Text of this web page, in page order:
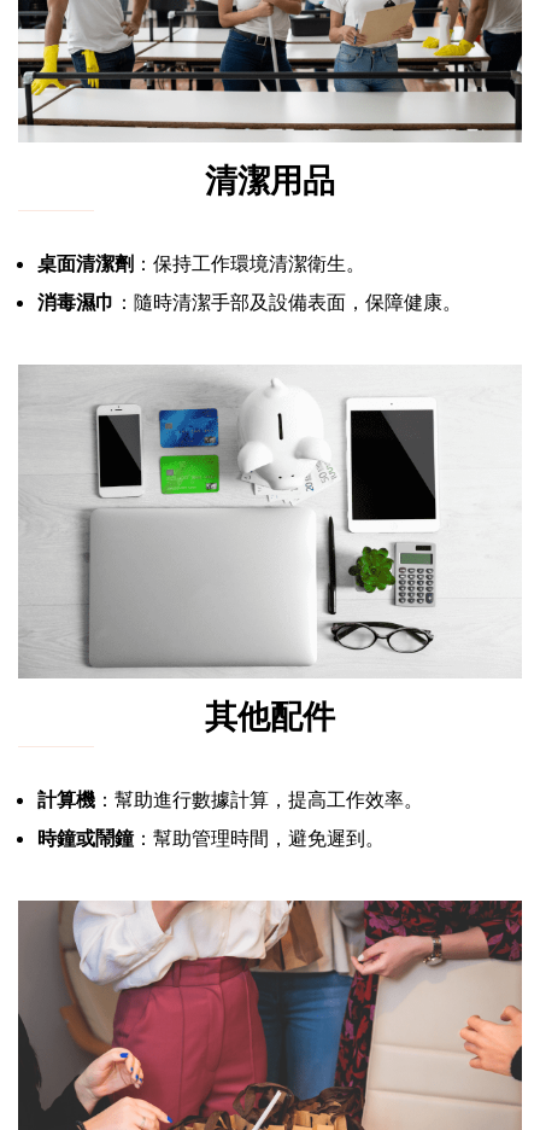
清潔用品
桌面清潔劑 ：保持工作環境清潔衛生。
消毒濕巾 ：隨時清潔手部及設備表面，保障健康。
其他配件
計算機 ：幫助進行數據計算，提高工作效率。
時鐘或鬧鐘：幫助管理時間，避免遲到。